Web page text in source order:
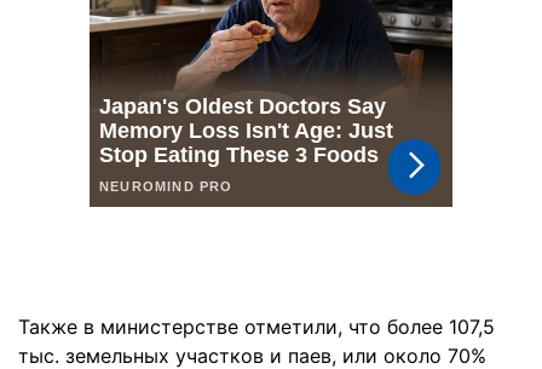
Также в министерстве отметили, что более 107,5
тыс. земельных участков и паев, или около 70%